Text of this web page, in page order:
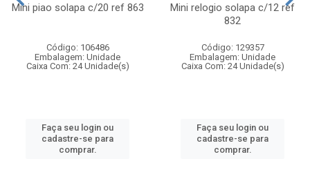
Mini piao solapa c/20 ref 863
Código: 106486
Embalagem: Unidade
Caixa Com: 24 Unidade(s)
Faça seu login ou
cadastre-se para
comprar.
Mini relogio solapa c/12 ref
832
Código: 129357
Embalagem: Unidade
Caixa Com: 24 Unidade(s)
Faça seu login ou
cadastre-se para
comprar.